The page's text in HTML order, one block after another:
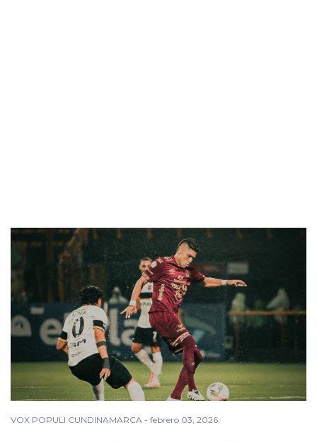
VOX POPULI CUNDINAMARCA - febrero 03, 2026.